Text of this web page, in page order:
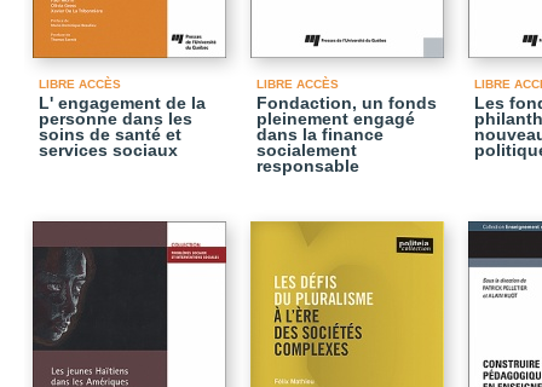
LIBRE ACCÈS
L' engagement de la
personne dans les
soins de santé et
services sociaux
LIBRE ACCÈS
Fondaction, un fonds
pleinement engagé
dans la finance
socialement
responsable
LIBRE
Les